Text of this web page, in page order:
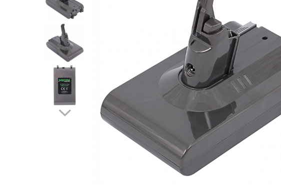
Aspiratoare
Boxe portabile
POS/Scanere coduri de bare